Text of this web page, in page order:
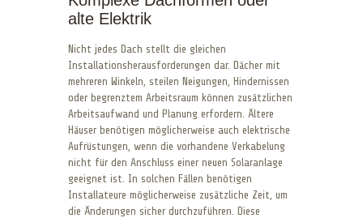
alte Elektrik
Nicht jedes Dach stellt die gleichen
Installationsherausforderungen dar. Dächer mit
mehreren Winkeln, steilen Neigungen, Hindernissen
oder begrenztem Arbeitsraum können zusätzlichen
Arbeitsaufwand und Planung erfordern. Ältere
Häuser benötigen möglicherweise auch elektrische
Aufrüstungen, wenn die vorhandene Verkabelung
nicht für den Anschluss einer neuen Solaranlage
geeignet ist. In solchen Fällen benötigen
Installateure möglicherweise zusätzliche Zeit, um
die Änderungen sicher durchzuführen. Diese